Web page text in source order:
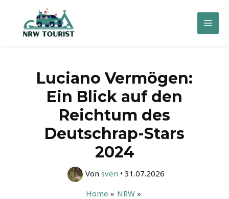
springen
Main
Luciano Vermögen:
Ein Blick auf den
Reichtum des
Deutschrap-Stars
2024
Von sven • 31.07.2026
Home
NRW